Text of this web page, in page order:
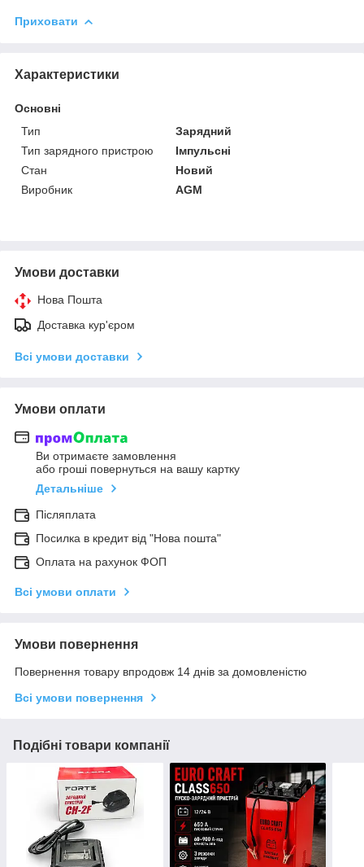
Приховати
Характеристики
Основні
Тип
Зарядний
Тип зарядного пристрою
Імпульсні
Стан
Новий
Виробник
AGM
Умови доставки
Нова Пошта
Доставка кур'єром
Всі умови доставки
Умови оплати
Ви отримаєте замовлення
або гроші повернуться на вашу картку
Детальніше
Післяплата
Посилка в кредит від "Нова пошта"
Оплата на рахунок ФОП
Всі умови оплати
Умови повернення
Повернення товару впродовж 14 днів за домовленістю
Всі умови повернення
Подібні товари компанії